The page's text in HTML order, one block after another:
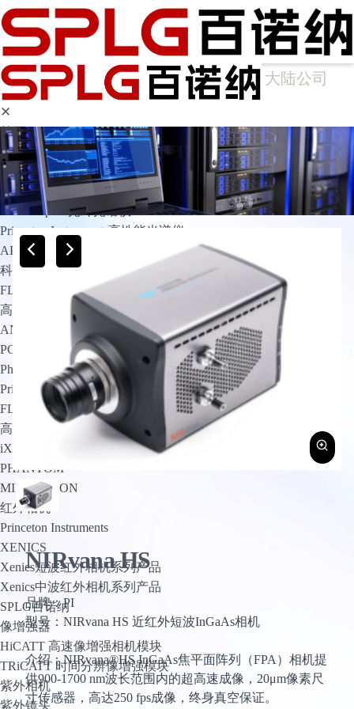
大陆公司
✕
首页
产品中心
光谱仪
Arcoptix傅里叶变换红外光谱仪
Ocean Optics光纤光谱仪
Princeton Instruments高性能光谱仪
APE光谱仪
科学成像
FLIM相机
高灵敏相机
ANDOR
PCO
PhotoMetrics
Princeton Instruments
FLI
高速相机
iX Cameras
PHANTOM
MIKROTRON
红外相机
Princeton Instruments
XENICS
Xenics短波红外相机系列产品
Xenics中波红外相机系列产品
SPLG百诺纳
像增强器
HiCATT 高速像增强相机模块
TRiCATT 时间分辨像增强模块
紫外相机
紫外镜头
NIRvana HS
品牌：PI
型号：NIRvana HS 近红外短波InGaAs相机
介绍：NIRvana®HS InGaAs焦平面阵列（FPA）相机提
供900-1700 nm波长范围内的超高速成像，20μm像素尺
寸传感器，高达250 fps成像，终身真空保证。